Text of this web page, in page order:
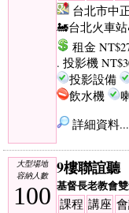
台北市中
🚂台北火車站
租金
. 投影機
投影設備
飲水機
詳細資料
大型場地
容納人數
100
9樓聯誼聽
基督長老教會
課程 講座